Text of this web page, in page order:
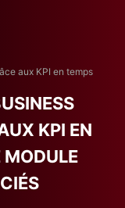
aux KPI en temps
KPI EN
MODULE